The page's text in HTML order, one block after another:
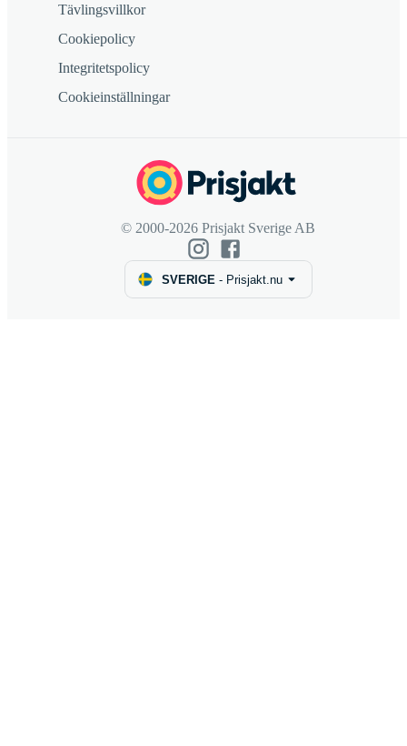
Tävlingsvillkor
Cookiepolicy
Integritetspolicy
Cookieinställningar
© 2000-2026 Prisjakt Sverige AB
SVERIGE - Prisjakt.nu